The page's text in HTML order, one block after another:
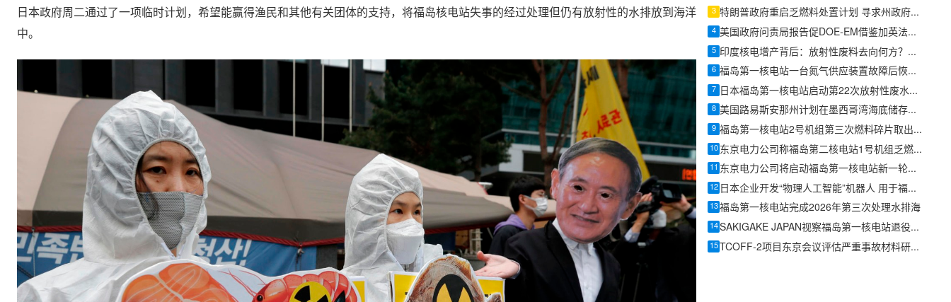
日本政府周二通过了一项临时计划，希望能赢得渔民和其他有关团体的支持，将福岛核电站失事的经过处理但仍有放射性的水排放到海洋
中。
3 特朗普政府重启乏燃料处置计划 寻求州政府合作
4 美国政府问责局报告促DOE-EM借鉴加英法比经验 重构核废料治理战略
5 印度核电增产背后：放射性废料去向何方？政府首度在议会详解管理流程
6 福岛第一核电站一台氮气供应装置故障后恢复运行
7 日本福岛第一核电站启动第22次放射性废水海洋排放，本次约7800吨
8 美国路易斯安那州计划在墨西哥湾海底储存核废料
9 福岛第一核电站2号机组第三次燃料碎片取出试验因机械臂故障推迟
10 东京电力公司称福岛第二核电站1号机组乏燃料池冷却中断源于人为失误
11 东京电力公司将启动福岛第一核电站新一轮处理后核污染水排海
12 日本企业开发“物理人工智能”机器人 用于福岛第一核电站退役作业
13 福岛第一核电站完成2026年第三次处理水排海
14 SAKIGAKE JAPAN视察福岛第一核电站退役现场，强调将事故教训转化为防灾韧性
15 TCOFF-2项目东京会议评估严重事故材料研究进展